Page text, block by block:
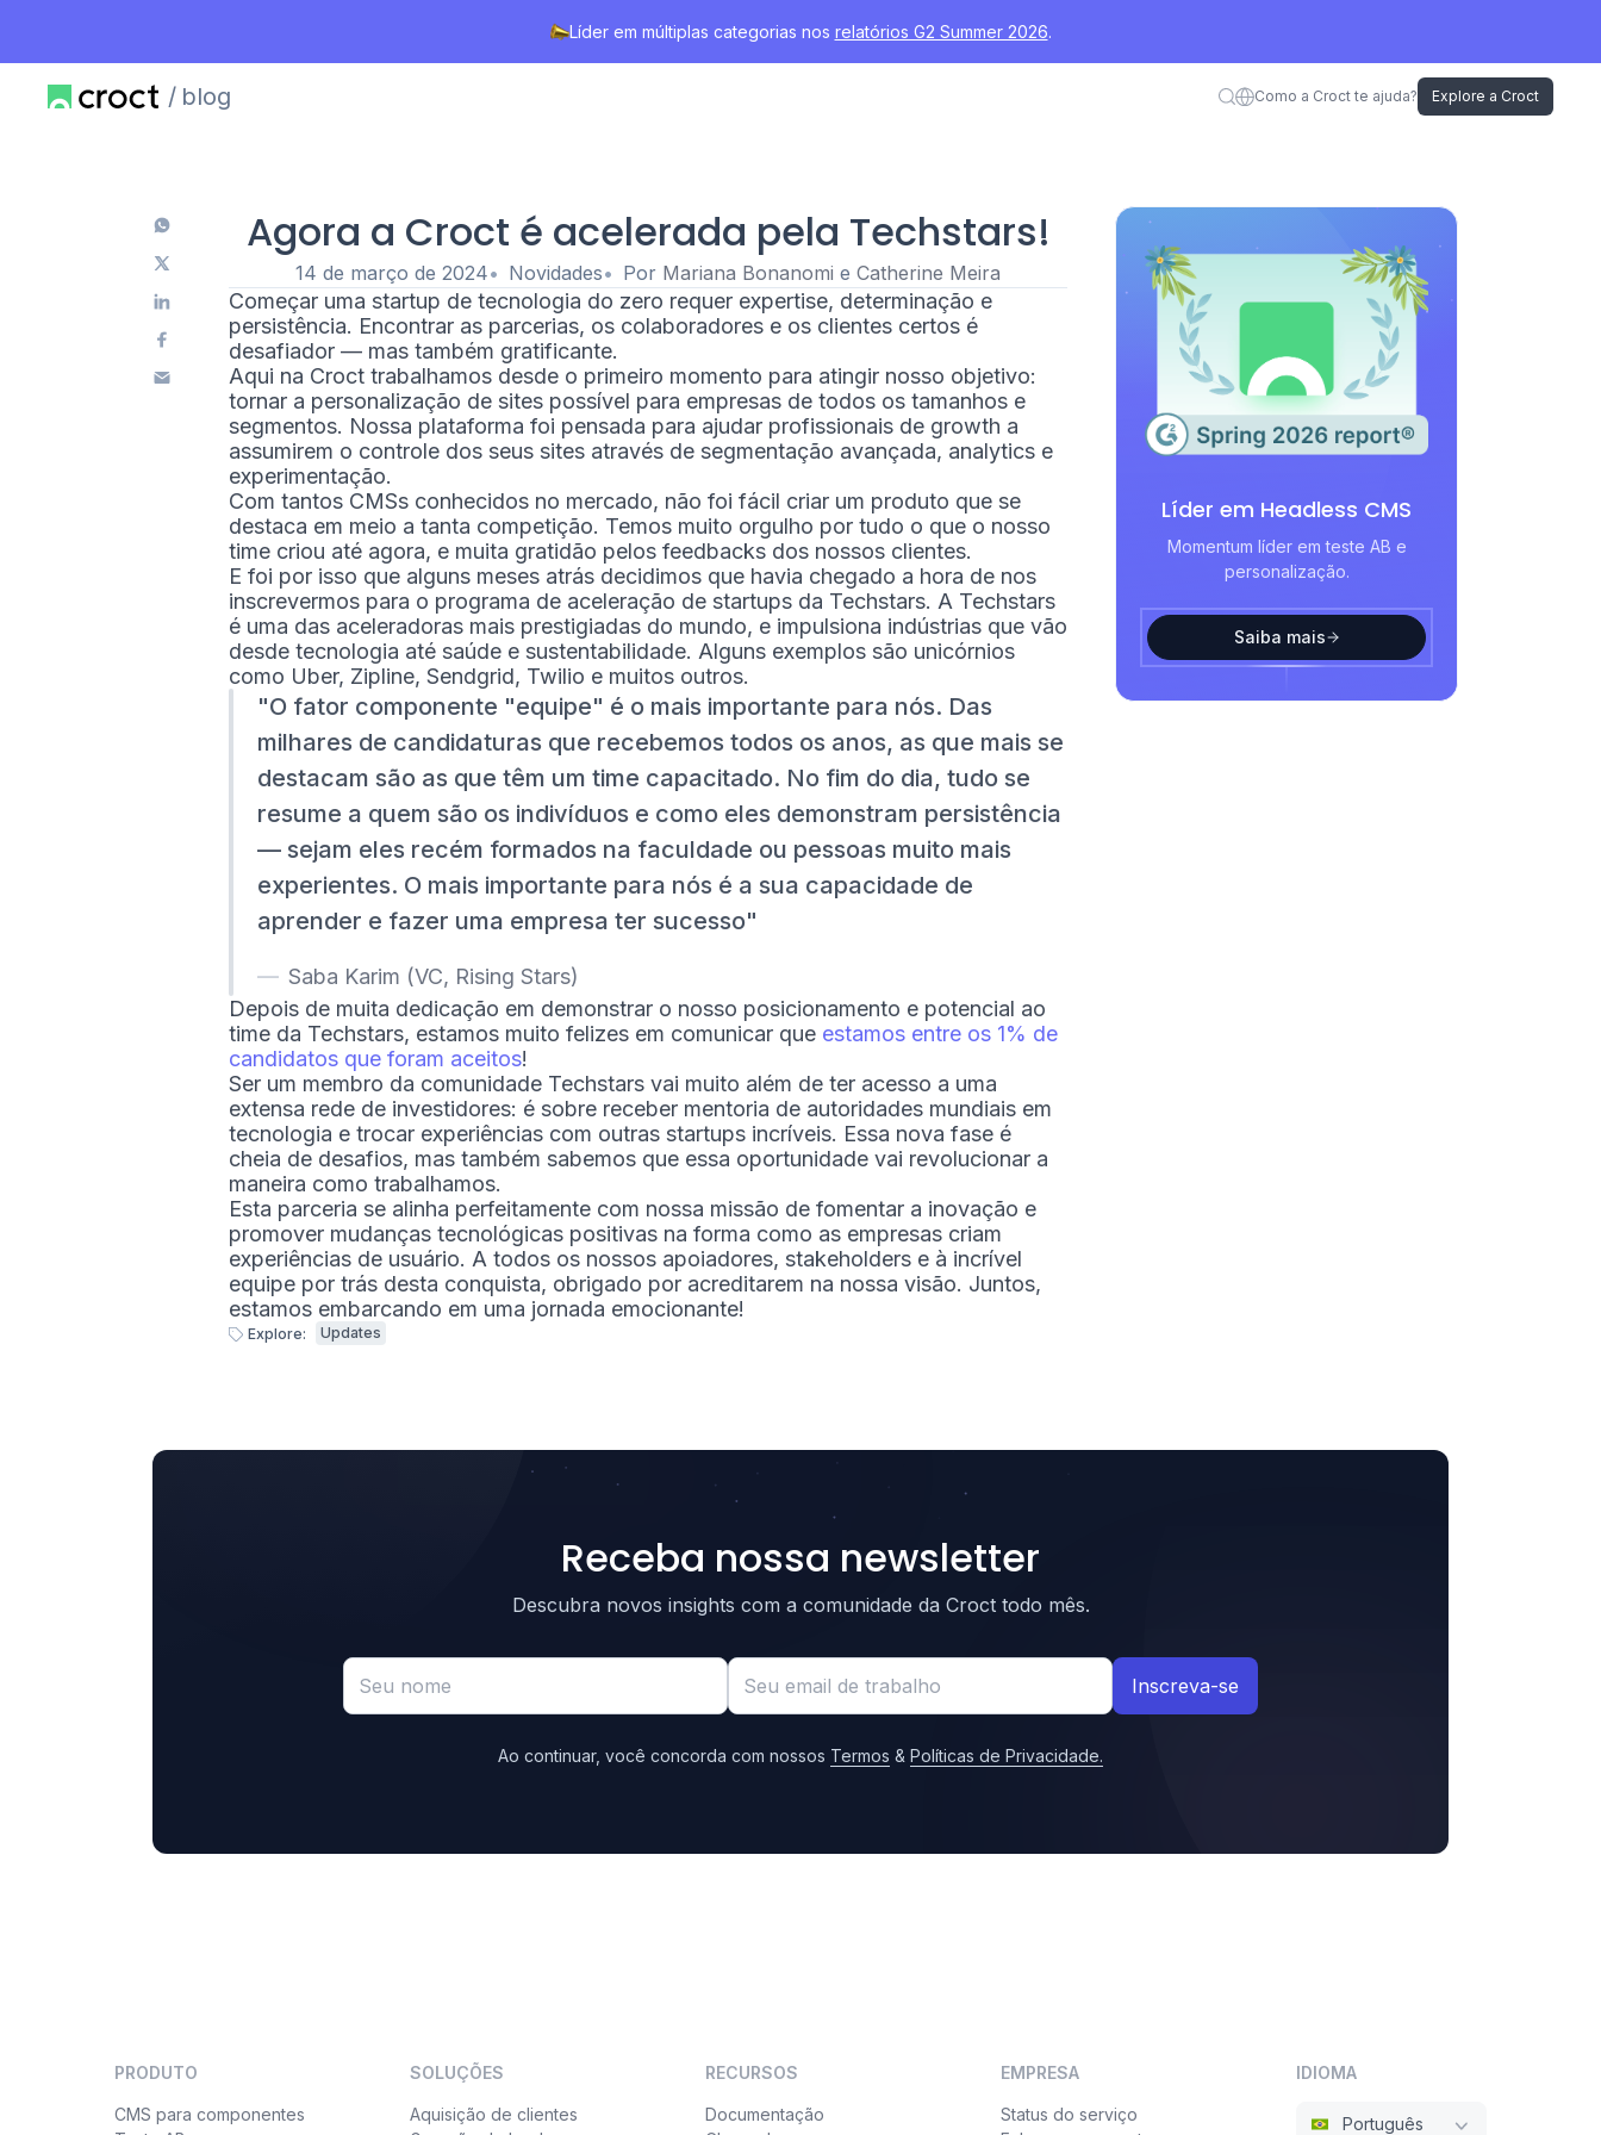
Líder em múltiplas categorias nos relatórios G2 Summer 2026.
blog Como a Croct te ajuda? Explore a Croct
Agora a Croct é acelerada pela Techstars!
14 de março de 2024 Novidades Por Mariana Bonanomi e Catherine Meira
Começar uma startup de tecnologia do zero requer expertise, determinação e
persistência. Encontrar as parcerias, os colaboradores e os clientes certos é
desafiador — mas também gratificante.
Aqui na Croct trabalhamos desde o primeiro momento para atingir nosso objetivo:
tornar a personalização de sites possível para empresas de todos os tamanhos e
segmentos. Nossa plataforma foi pensada para ajudar profissionais de growth a
assumirem o controle dos seus sites através de segmentação avançada, analytics e
experimentação.
Com tantos CMSs conhecidos no mercado, não foi fácil criar um produto que se
destaca em meio a tanta competição. Temos muito orgulho por tudo o que o nosso
time criou até agora, e muita gratidão pelos feedbacks dos nossos clientes.
E foi por isso que alguns meses atrás decidimos que havia chegado a hora de nos
inscrevermos para o programa de aceleração de startups da Techstars. A Techstars
é uma das aceleradoras mais prestigiadas do mundo, e impulsiona indústrias que vão
desde tecnologia até saúde e sustentabilidade. Alguns exemplos são unicórnios
como Uber, Zipline, Sendgrid, Twilio e muitos outros.
O fator componente "equipe" é o mais importante para nós. Das
milhares de candidaturas que recebemos todos os anos, as que mais se
destacam são as que têm um time capacitado. No fim do dia, tudo se
resume a quem são os indivíduos e como eles demonstram persistência
— sejam eles recém formados na faculdade ou pessoas muito mais
experientes. O mais importante para nós é a sua capacidade de
aprender e fazer uma empresa ter sucesso
Saba Karim (VC, Rising Stars)
Depois de muita dedicação em demonstrar o nosso posicionamento e potencial ao
time da Techstars, estamos muito felizes em comunicar que estamos entre os 1% de
candidatos que foram aceitos!
Ser um membro da comunidade Techstars vai muito além de ter acesso a uma
extensa rede de investidores: é sobre receber mentoria de autoridades mundiais em
tecnologia e trocar experiências com outras startups incríveis. Essa nova fase é
cheia de desafios, mas também sabemos que essa oportunidade vai revolucionar a
maneira como trabalhamos.
Esta parceria se alinha perfeitamente com nossa missão de fomentar a inovação e
promover mudanças tecnológicas positivas na forma como as empresas criam
experiências de usuário. A todos os nossos apoiadores, stakeholders e à incrível
equipe por trás desta conquista, obrigado por acreditarem na nossa visão. Juntos,
estamos embarcando em uma jornada emocionante!
Explore: Updates
Líder em Headless CMS
Momentum líder em teste AB e
personalização.
Saiba mais
Receba nossa newsletter
Descubra novos insights com a comunidade da Croct todo mês.
Inscreva-se
Ao continuar, você concorda com nossos Termos & Políticas de Privacidade.
PRODUTO
CMS para componentes
SOLUÇÕES
Aquisição de clientes
RECURSOS
Documentação
EMPRESA
Status do serviço
IDIOMA
Português